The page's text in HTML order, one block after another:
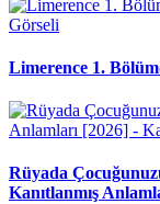
Limerence 1.
Rüyada
Kanıtlanmış